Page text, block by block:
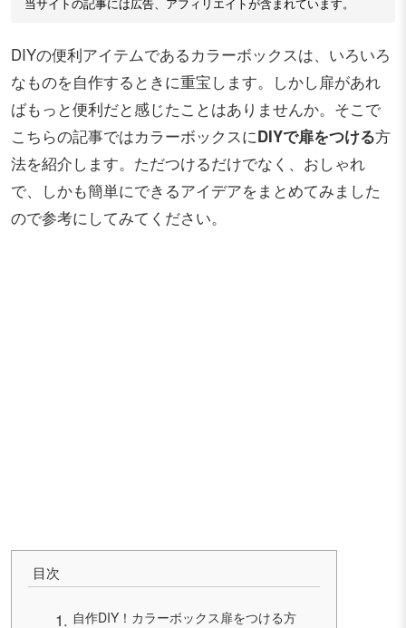
DIYの便利アイテムであるカラーボックスは、いろいろ
なものを自作するときに重宝します。しかし扉があれ
ばもっと便利だと感じたことはありませんか。そこで
こちらの記事ではカラーボックスにDIYで扉をつける方
法を紹介します。ただつけるだけでなく、おしゃれ
で、しかも簡単にできるアイデアをまとめてみました
ので参考にしてみてください。
目次
自作DIY！カラーボックス扉をつける方